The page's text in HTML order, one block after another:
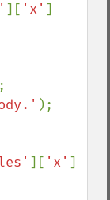
][ 'x' ]
);
][ 'x' ]